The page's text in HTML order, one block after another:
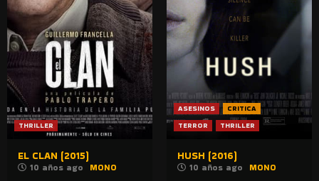
THRILLER
EL CLAN (2015)
10 años ago MONO
ASESINOS
CRITICA
TERROR
THRILLER
HUSH (2016)
10 años ago MONO